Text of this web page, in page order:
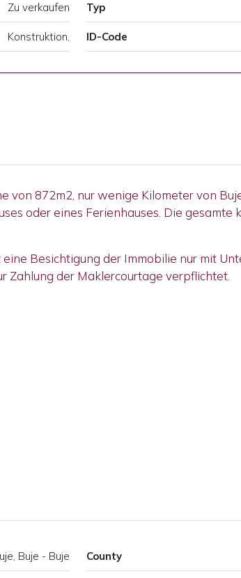
Zu verkaufen Typ
Konstruktion, ID-Code
von 872m2, nur wenige Kilometer von
oder eines Ferienhauses. Die
Besichtigung der Immobilie nur mit
Zahlung der Maklercourtage verpflichtet.
Buje - Buje County